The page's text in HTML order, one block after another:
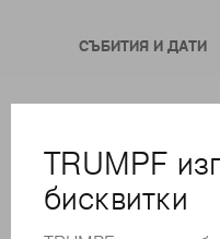
СЪБИТИЯ И ДАТИ
ОНЛАЙН УСЛУГИ
КОНТАКТИ
ФИЛИАЛИ